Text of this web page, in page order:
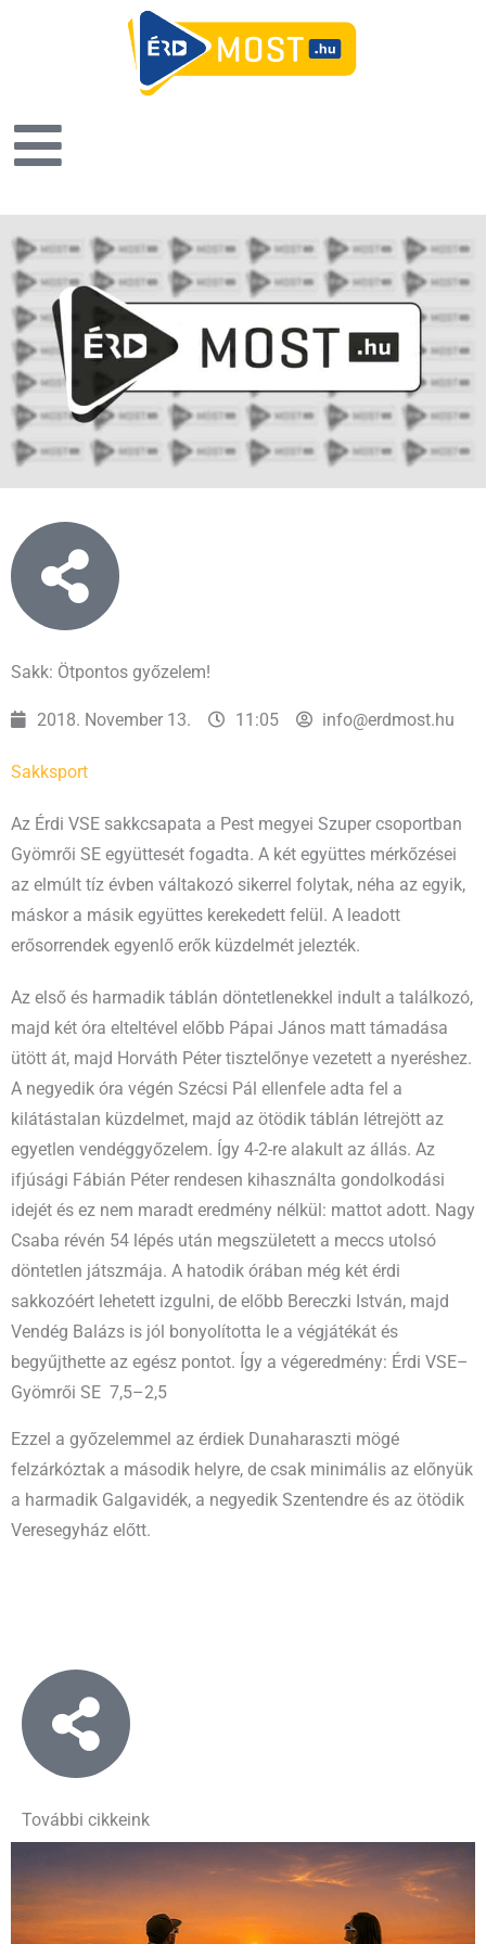
Sakk: Ötpontos győzelem!
2018. November 13. 11:05 info@erdmost.hu
Sakksport
Az Érdi VSE sakkcsapata a Pest megyei Szuper csoportban
Gyömrői SE együttesét fogadta. A két együttes mérkőzései
az elmúlt tíz évben váltakozó sikerrel folytak, néha az egyik,
máskor a másik együttes kerekedett felül. A leadott
erősorrendek egyenlő erők küzdelmét jelezték.
Az első és harmadik táblán döntetlenekkel indult a találkozó,
majd két óra elteltével előbb Pápai János matt támadása
ütött át, majd Horváth Péter tisztelőnye vezetett a nyeréshez.
A negyedik óra végén Szécsi Pál ellenfele adta fel a
kilátástalan küzdelmet, majd az ötödik táblán létrejött az
egyetlen vendéggyőzelem. Így 4-2-re alakult az állás. Az
ifjúsági Fábián Péter rendesen kihasználta gondolkodási
idejét és ez nem maradt eredmény nélkül: mattot adott. Nagy
Csaba révén 54 lépés után megszületett a meccs utolsó
döntetlen játszmája. A hatodik órában még két érdi
sakkozóért lehetett izgulni, de előbb Bereczki István, majd
Vendég Balázs is jól bonyolította le a végjátékát és
begyűjthette az egész pontot. Így a végeredmény: Érdi VSE–
Gyömrői SE 7,5–2,5
Ezzel a győzelemmel az érdiek Dunaharaszti mögé
felzárkóztak a második helyre, de csak minimális az előnyük
a harmadik Galgavidék, a negyedik Szentendre és az ötödik
Veresegyház előtt.
További cikkeink